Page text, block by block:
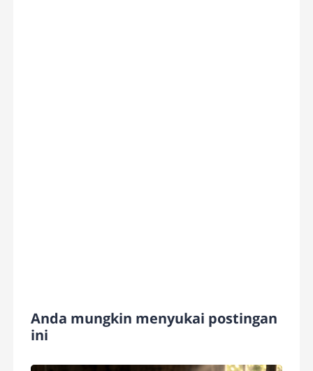
Anda mungkin menyukai postingan
ini